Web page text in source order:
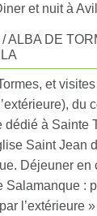
et nuit à
ALBA DE
et
du
dédié à Sainte
Saint Jean
Déjeuner en
Salamanque :
l’extérieure